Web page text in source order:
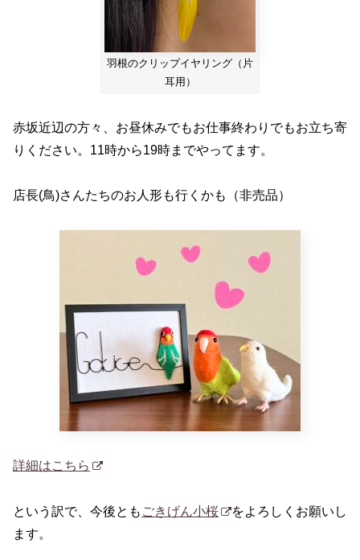
羽根のクリップイヤリング（片
耳用）
赤坂近辺の方々、お昼休みでもお仕事終わりでもお立ち寄
りください。11時から19時までやってます。
店長(鳥)さんたちのお人形も行くかも（非売品）
詳細はこちら
という訳で、今後とも ごきげん小桜
をよろしくお願いし
ます。